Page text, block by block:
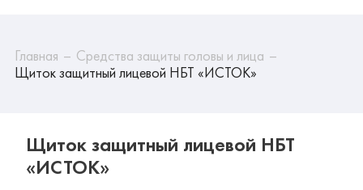
Главная
Средства защиты головы и лица
Щиток защитный лицевой НБТ «ИСТОК»
Щиток защитный лицевой НБТ
«ИСТОК»